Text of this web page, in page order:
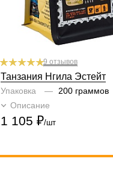
9 отзывов
Танзания Нгила Эстейт
Упаковка —
200 граммов
Описание
1 105 ₽/шт